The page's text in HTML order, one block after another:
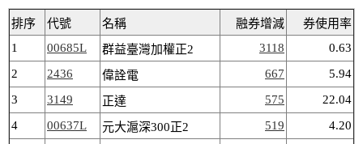
排序 代號 名稱 融券增減
券使用率
1
00685L 群益臺灣加權正2 3118
0.63
2
2436 偉詮電 667
5.94
3
3149 正達 575
22.04
4
00637L 元大滬深300正2 519
4.20